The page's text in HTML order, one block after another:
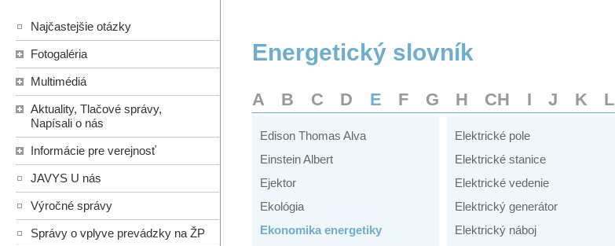
Najčastejšie otázky
Fotogaléria
Multimédiá
Aktuality, Tlačové správy,
Napísali o nás
Informácie pre verejnosť
JAVYS U nás
Výročné správy
Správy o vplyve prevádzky na ŽP
Energetický slovník
A B C D E F G H CH I J K L
Edison Thomas Alva
Einstein Albert
Ejektor
Ekológia
Ekonomika energetiky
Elektrické pole
Elektrické stanice
Elektrické vedenie
Elektrický generátor
Elektrický náboj